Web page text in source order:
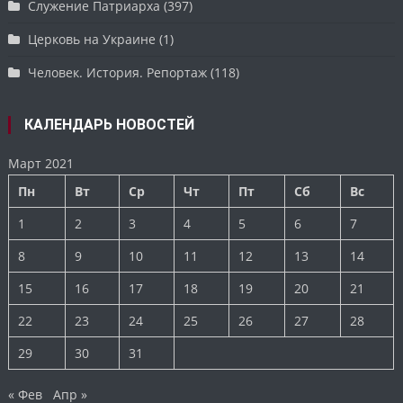
Служение Патриарха (397)
Церковь на Украине (1)
Человек. История. Репортаж (118)
КАЛЕНДАРЬ НОВОСТЕЙ
Март 2021
Пн
Вт Ср Чт Пт Сб
Вс
1
2 3 4 5 6
7
8
9 10 11 12 13
14
15
16 17 18 19 20
21
22
23 24 25 26 27
28
29
30 31
« Фев Апр »